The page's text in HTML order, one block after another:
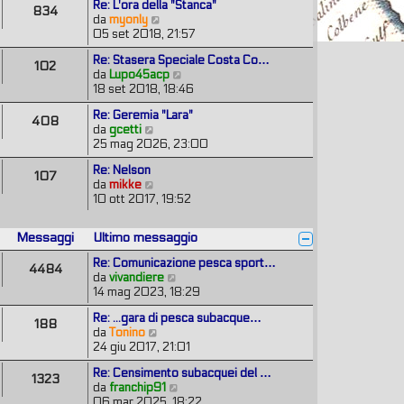
i
a
g
g
i
o
e
s
a
g
g
o
o
m
e
s
s
a
g
g
o
t
i
m
o
e
s
s
g
g
834
Re: L'ora della "Stanca"
damyonly
e
d
i
u
l
t
o
s
s
g
g
i
o
05 set 2018, 21:57
102
Re: Stasera Speciale Costa Co…
da Lupo45acp
e
d
i
l
t
o
e
s
s
g
g
i
18 set 2018, 18:46
408
Re: Geremia "Lara"
dagcetti
e
d
l
i
m
o
m
e
s
s
a
g
g
i
o
25 mag 2026, 23:00
107
Re: Nelson
damikke
e
i
u
t
i
m
o
m
e
s
s
a
g
10 ott 2017, 19:52
Messaggi Ultimo messaggio
4484
Re: Comunicazione pesca sport…
davivandiere
e
d
i
l
t
i
14 mag 2023, 18:29
188
Re: ...gara di pesca subacque…
daTonino
e
d
i
u
24 giu 2017, 21:01
1323
Re: Censimento subacquei del …
da franchip91